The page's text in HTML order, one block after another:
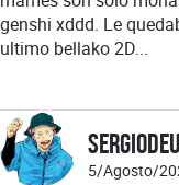
genshi xddd. Le
ultimo bellako 2D...
5/Agosto/